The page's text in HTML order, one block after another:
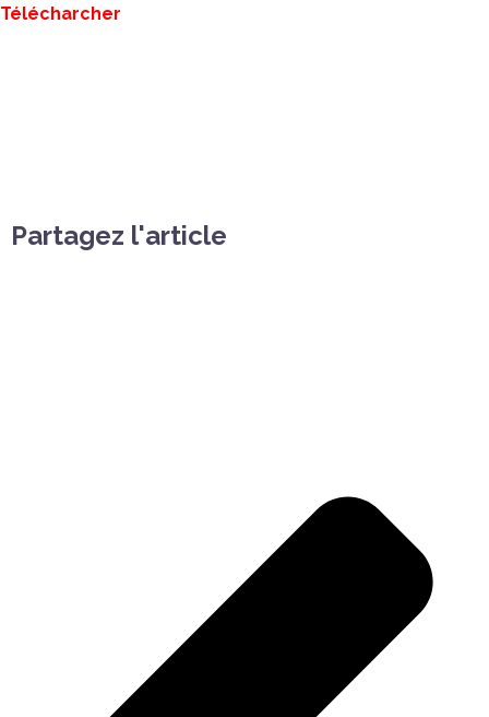
Télécharcher
Partagez l'article